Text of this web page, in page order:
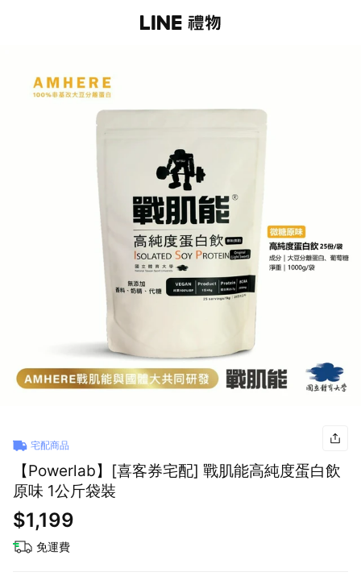
宅配商品
【Powerlab】[喜客券宅配] 戰肌能高純度蛋白飲
原味 1公斤袋裝
$1,199
免運費